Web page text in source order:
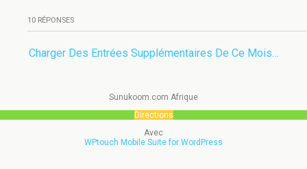
10 RÉPONSES
Charger Des Entrées Supplémentaires De Ce Mois…
Sunukoom.com Afrique
Directions
Avec
WPtouch Mobile Suite for WordPress